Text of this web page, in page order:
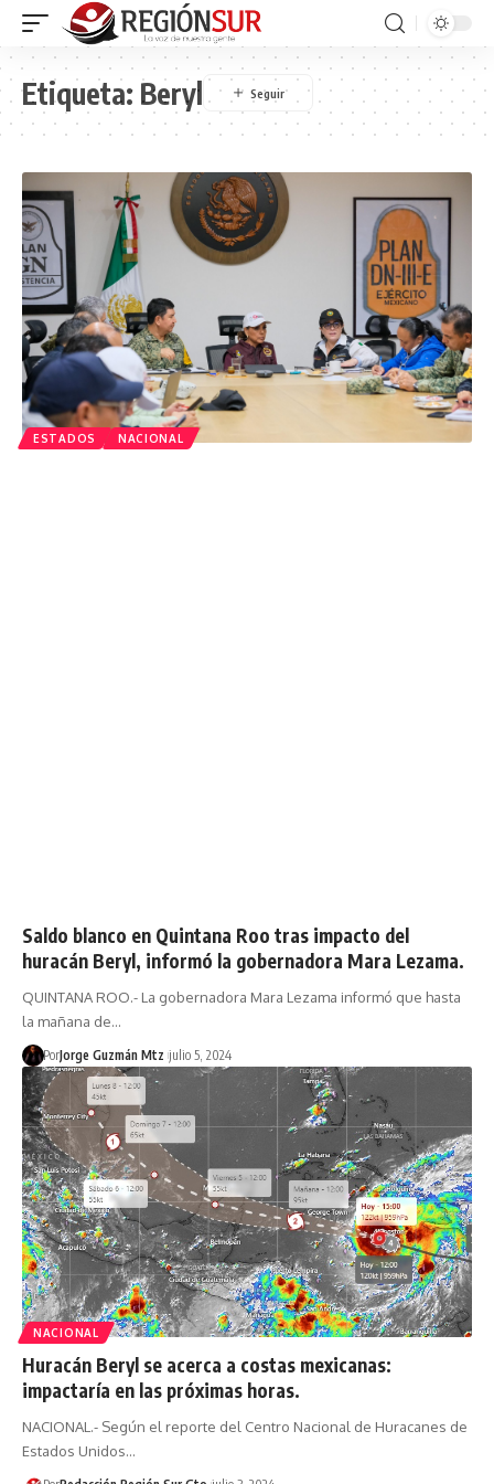
Etiqueta: Beryl
ESTADOS NACIONAL
Saldo blanco en Quintana Roo tras impacto del
huracán Beryl, informó la gobernadora Mara Lezama.
QUINTANA ROO.- La gobernadora Mara Lezama informó que hasta
la mañana de…
PorJorge Guzmán Mtz julio 5, 2024
NACIONAL
Huracán Beryl se acerca a costas mexicanas:
impactaría en las próximas horas.
NACIONAL.- Según el reporte del Centro Nacional de Huracanes de
Estados Unidos…